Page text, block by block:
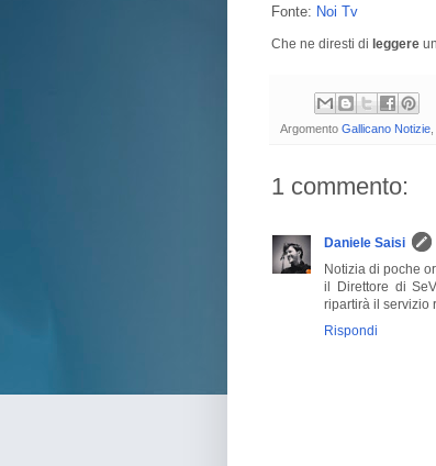
Fonte: Noi Tv
Che ne diresti di leggere
Argomento Gallicano Notizie
1 commento:
Daniele Saisi
Notizia di poche
il Direttore di
ripartirà il servizio
Rispondi